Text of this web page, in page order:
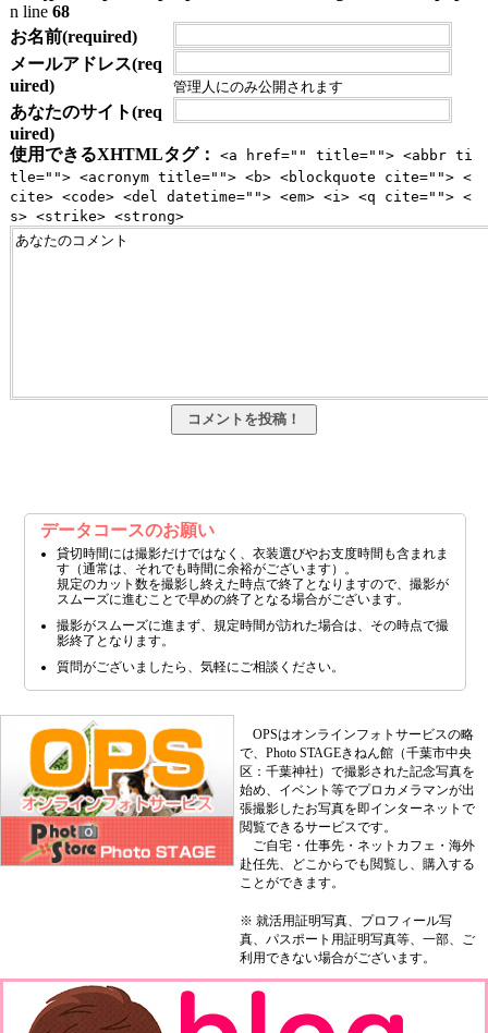
n line 68
お名前(required)
メールアドレス(req
uired)
管理人にのみ公開されます
あなたのサイト(req
uired)
使用できるXHTMLタグ：
<a href="" title=""> <abbr ti
tle=""> <acronym title=""> <b> <blockquote cite=""> <
cite> <code> <del datetime=""> <em> <i> <q cite=""> <
s> <strike> <strong>
データコースのお願い
貸切時間には撮影だけではなく、衣装選びやお支度時間も含まれま
す（通常は、それでも時間に余裕がございます）。
規定のカット数を撮影し終えた時点で終了となりますので、撮影が
スムーズに進むことで早めの終了となる場合がございます。
撮影がスムーズに進まず、規定時間が訪れた場合は、その時点で撮
影終了となります。
質問がございましたら、気軽にご相談ください。
OPSはオンラインフォトサービスの略
で、Photo STAGEきねん館（千葉市中央
区：千葉神社）で撮影された記念写真を
始め、イベント等でプロカメラマンが出
張撮影したお写真を即インターネットで
閲覧できるサービスです。
ご自宅・仕事先・ネットカフェ・海外
赴任先、どこからでも閲覧し、購入する
ことができます。
※ 就活用証明写真、プロフィール写
真、パスポート用証明写真等、一部、ご
利用できない場合がございます。